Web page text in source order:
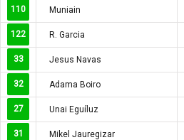
110 Muniain
122 R. Garcia
33 Jesus Navas
32 Adama Boiro
27 Unai Eguíluz
31 Mikel Jauregizar